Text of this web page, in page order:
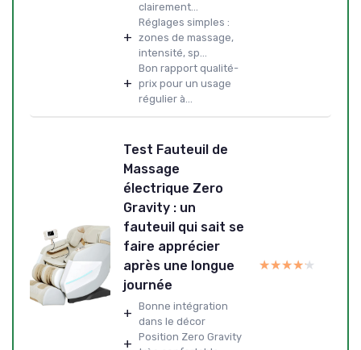
clairement...
+
Réglages simples :
zones de massage,
intensité, sp...
+
Bon rapport qualité-
prix pour un usage
régulier à...
Test Fauteuil de
Massage
électrique Zero
Gravity : un
fauteuil qui sait se
faire apprécier
après une longue
journée
+ Bonne intégration
dans le décor
+ Position Zero Gravity
★★★★★
★★★★★